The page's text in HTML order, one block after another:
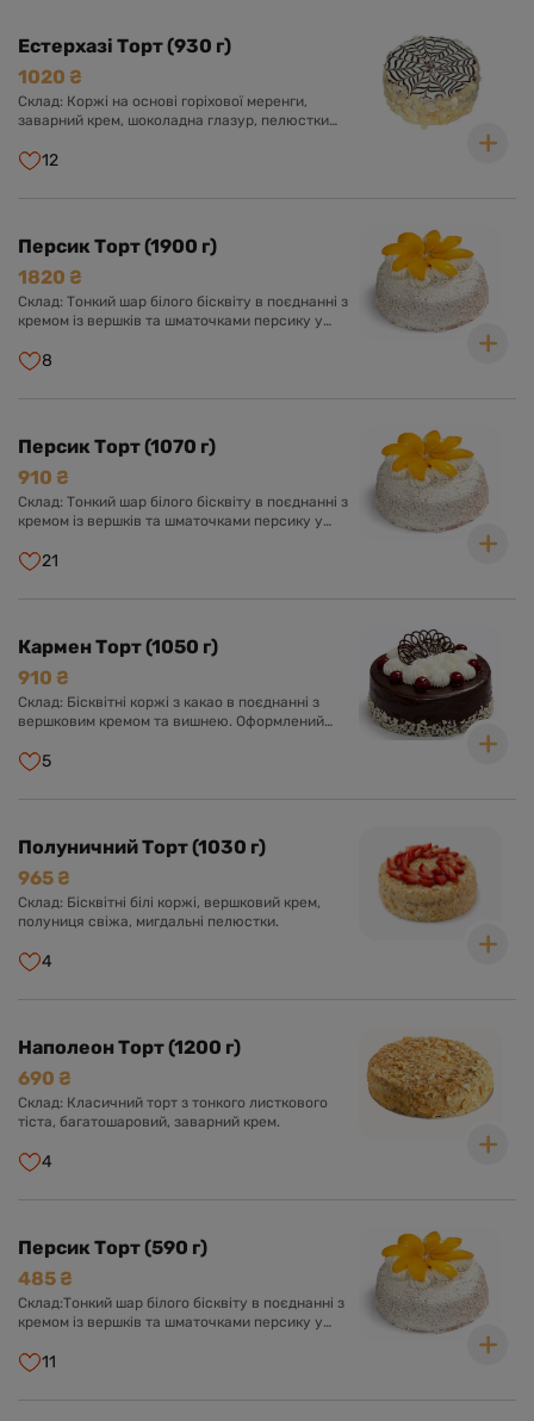
Естерхазі Торт (930 г)
1020 ₴
Склад: Коржі на основі горіхової меренги,
заварний крем, шоколадна глазур, пелюстки
12
Персик Торт (1900 г)
1820 ₴
Склад: Тонкий шар білого бісквіту в поєднанні з
кремом із вершків та шматочками персику у
кремом із вершків та прикрашений шматочками
8
Персик Торт (1070 г)
910 ₴
Склад: Тонкий шар білого бісквіту в поєднанні з
кремом із вершків та шматочками персику у
кремом із вершків та прикрашений шматочками
21
Кармен Торт (1050 г)
910 ₴
Склад: Бісквітні коржі з какао в поєднанні з
вершковим кремом та вишнею. Оформлений
вишнею.
5
Полуничний Торт (1030 г)
965 ₴
Склад: Бісквітні білі коржі, вершковий крем,
полуниця свіжа, мигдальні пелюстки.
4
Наполеон Торт (1200 г)
690 ₴
Склад: Класичний торт з тонкого листкового
тіста, багатошаровий, заварний крем.
4
Персик Торт (590 г)
485 ₴
Склад:Тонкий шар білого бісквіту в поєднанні з
кремом із вершків та шматочками персику у
кремом із вершків та прикрашений шматочками
11